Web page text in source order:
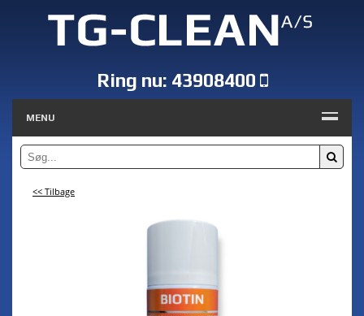
Ring nu: 43908400
MENU
<< Tilbage